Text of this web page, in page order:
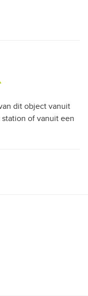
dit object vanuit
of vanuit een